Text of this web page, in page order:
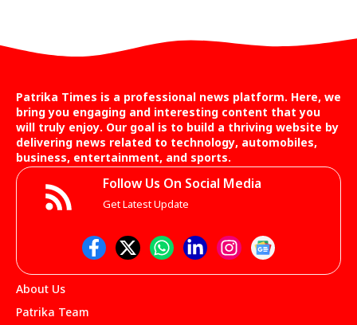
Patrika Times is a professional news platform. Here, we
bring you engaging and interesting content that you
will truly enjoy. Our goal is to build a thriving website by
delivering news related to technology, automobiles,
business, entertainment, and sports.
Follow Us On Social Media
Get Latest Update
About Us
Patrika Team